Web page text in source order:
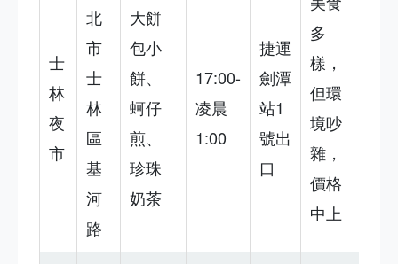
士
林
夜
市
北
市
士
林
區
基
河
路
大餅
包小
餅、
蚵仔
煎、
珍珠
奶茶
17:00-
凌晨
1:00
捷運
劍潭
站1
號出
口
多
樣，
但環
境吵
雜，
價格
中上